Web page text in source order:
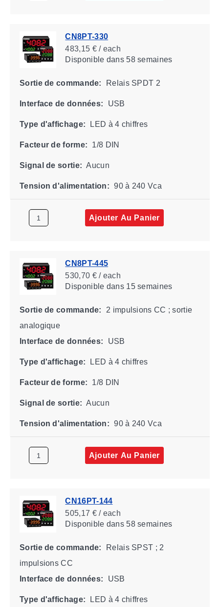
CN8PT-330
483,15 € / each
Disponibledans 58 semaines
Sortie de commande: Relais SPDT 2
Interface de données: USB
Type d'affichage: LED à 4 chiffres
Facteur de forme: 1/8 DIN
Signal de sortie: Aucun
Tension d'alimentation: 90 à 240 Vca
Ajouter Au Panier
CN8PT-445
530,70 € / each
Disponibledans 15 semaines
Sortie de commande:
2 impulsions CC ; sortie
analogique
Interface de données:
USB
Type d'affichage: LED à 4 chiffres
Facteur de forme: 1/8 DIN
Signal de sortie: Aucun
Tension d'alimentation: 90 à 240 Vca
Ajouter Au Panier
CN16PT-144
505,17 € / each
Disponibledans 58 semaines
Sortie de commande:
Relais SPST ; 2
impulsions CC
Interface de données:
USB
Type d'affichage: LED à 4 chiffres